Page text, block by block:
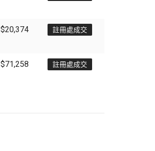
$20,374 註冊處成交
$71,258 註冊處成交